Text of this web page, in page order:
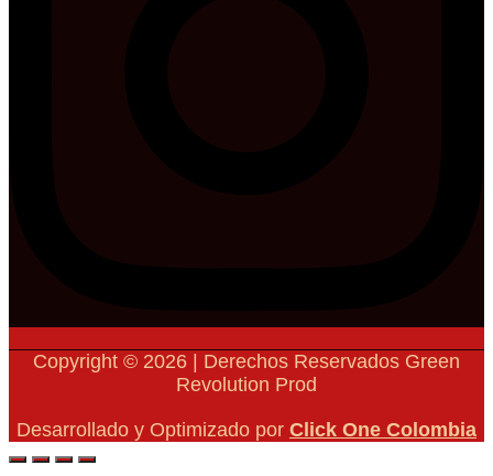
Copyright © 2026 | Derechos Reservados Green
Revolution Prod
Desarrollado y Optimizado por Click One Colombia